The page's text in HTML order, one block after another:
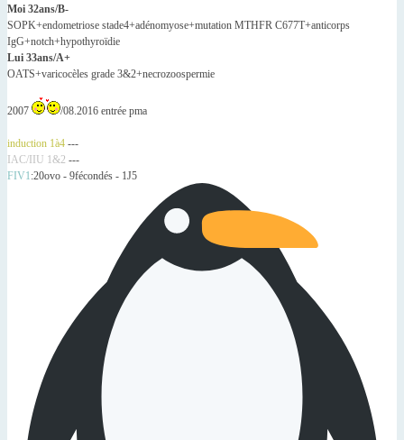
Moi 32ans/B-
SOPK+endometriose stade4+adénomyose+mutation MTHFR C677T+anticorps
IgG+notch+hypothyroïdie
Lui 33ans/A+
OATS+varicocèles grade 3&2+necrozoospermie
2007 /08.2016 entrée pma
induction 1à4 ---
IAC/IIU 1&2 ---
FIV1 :20ovo - 9fécondés - 1J5